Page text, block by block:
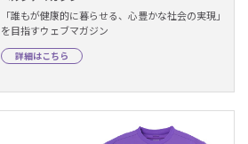
「誰もが健康的に暮らせる、心豊かな社会の実現」
を目指すウェブマガジン
詳細はこちら